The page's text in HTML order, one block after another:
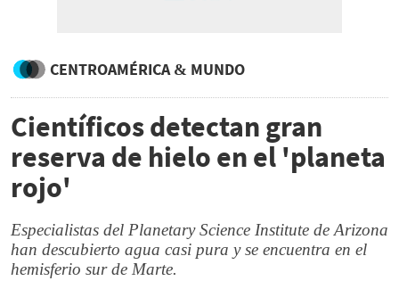
CENTROAMÉRICA & MUNDO
Científicos detectan gran
reserva de hielo en el 'planeta
rojo'
Especialistas del Planetary Science Institute de Arizona
han descubierto agua casi pura y se encuentra en el
hemisferio sur de Marte.